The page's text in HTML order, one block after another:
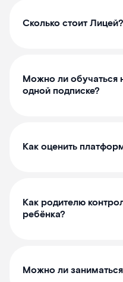
Сколько стоит Лицей?
Можно ли обучаться
одной подписке?
Как оценить
Как родителю
ребёнка?
Можно ли